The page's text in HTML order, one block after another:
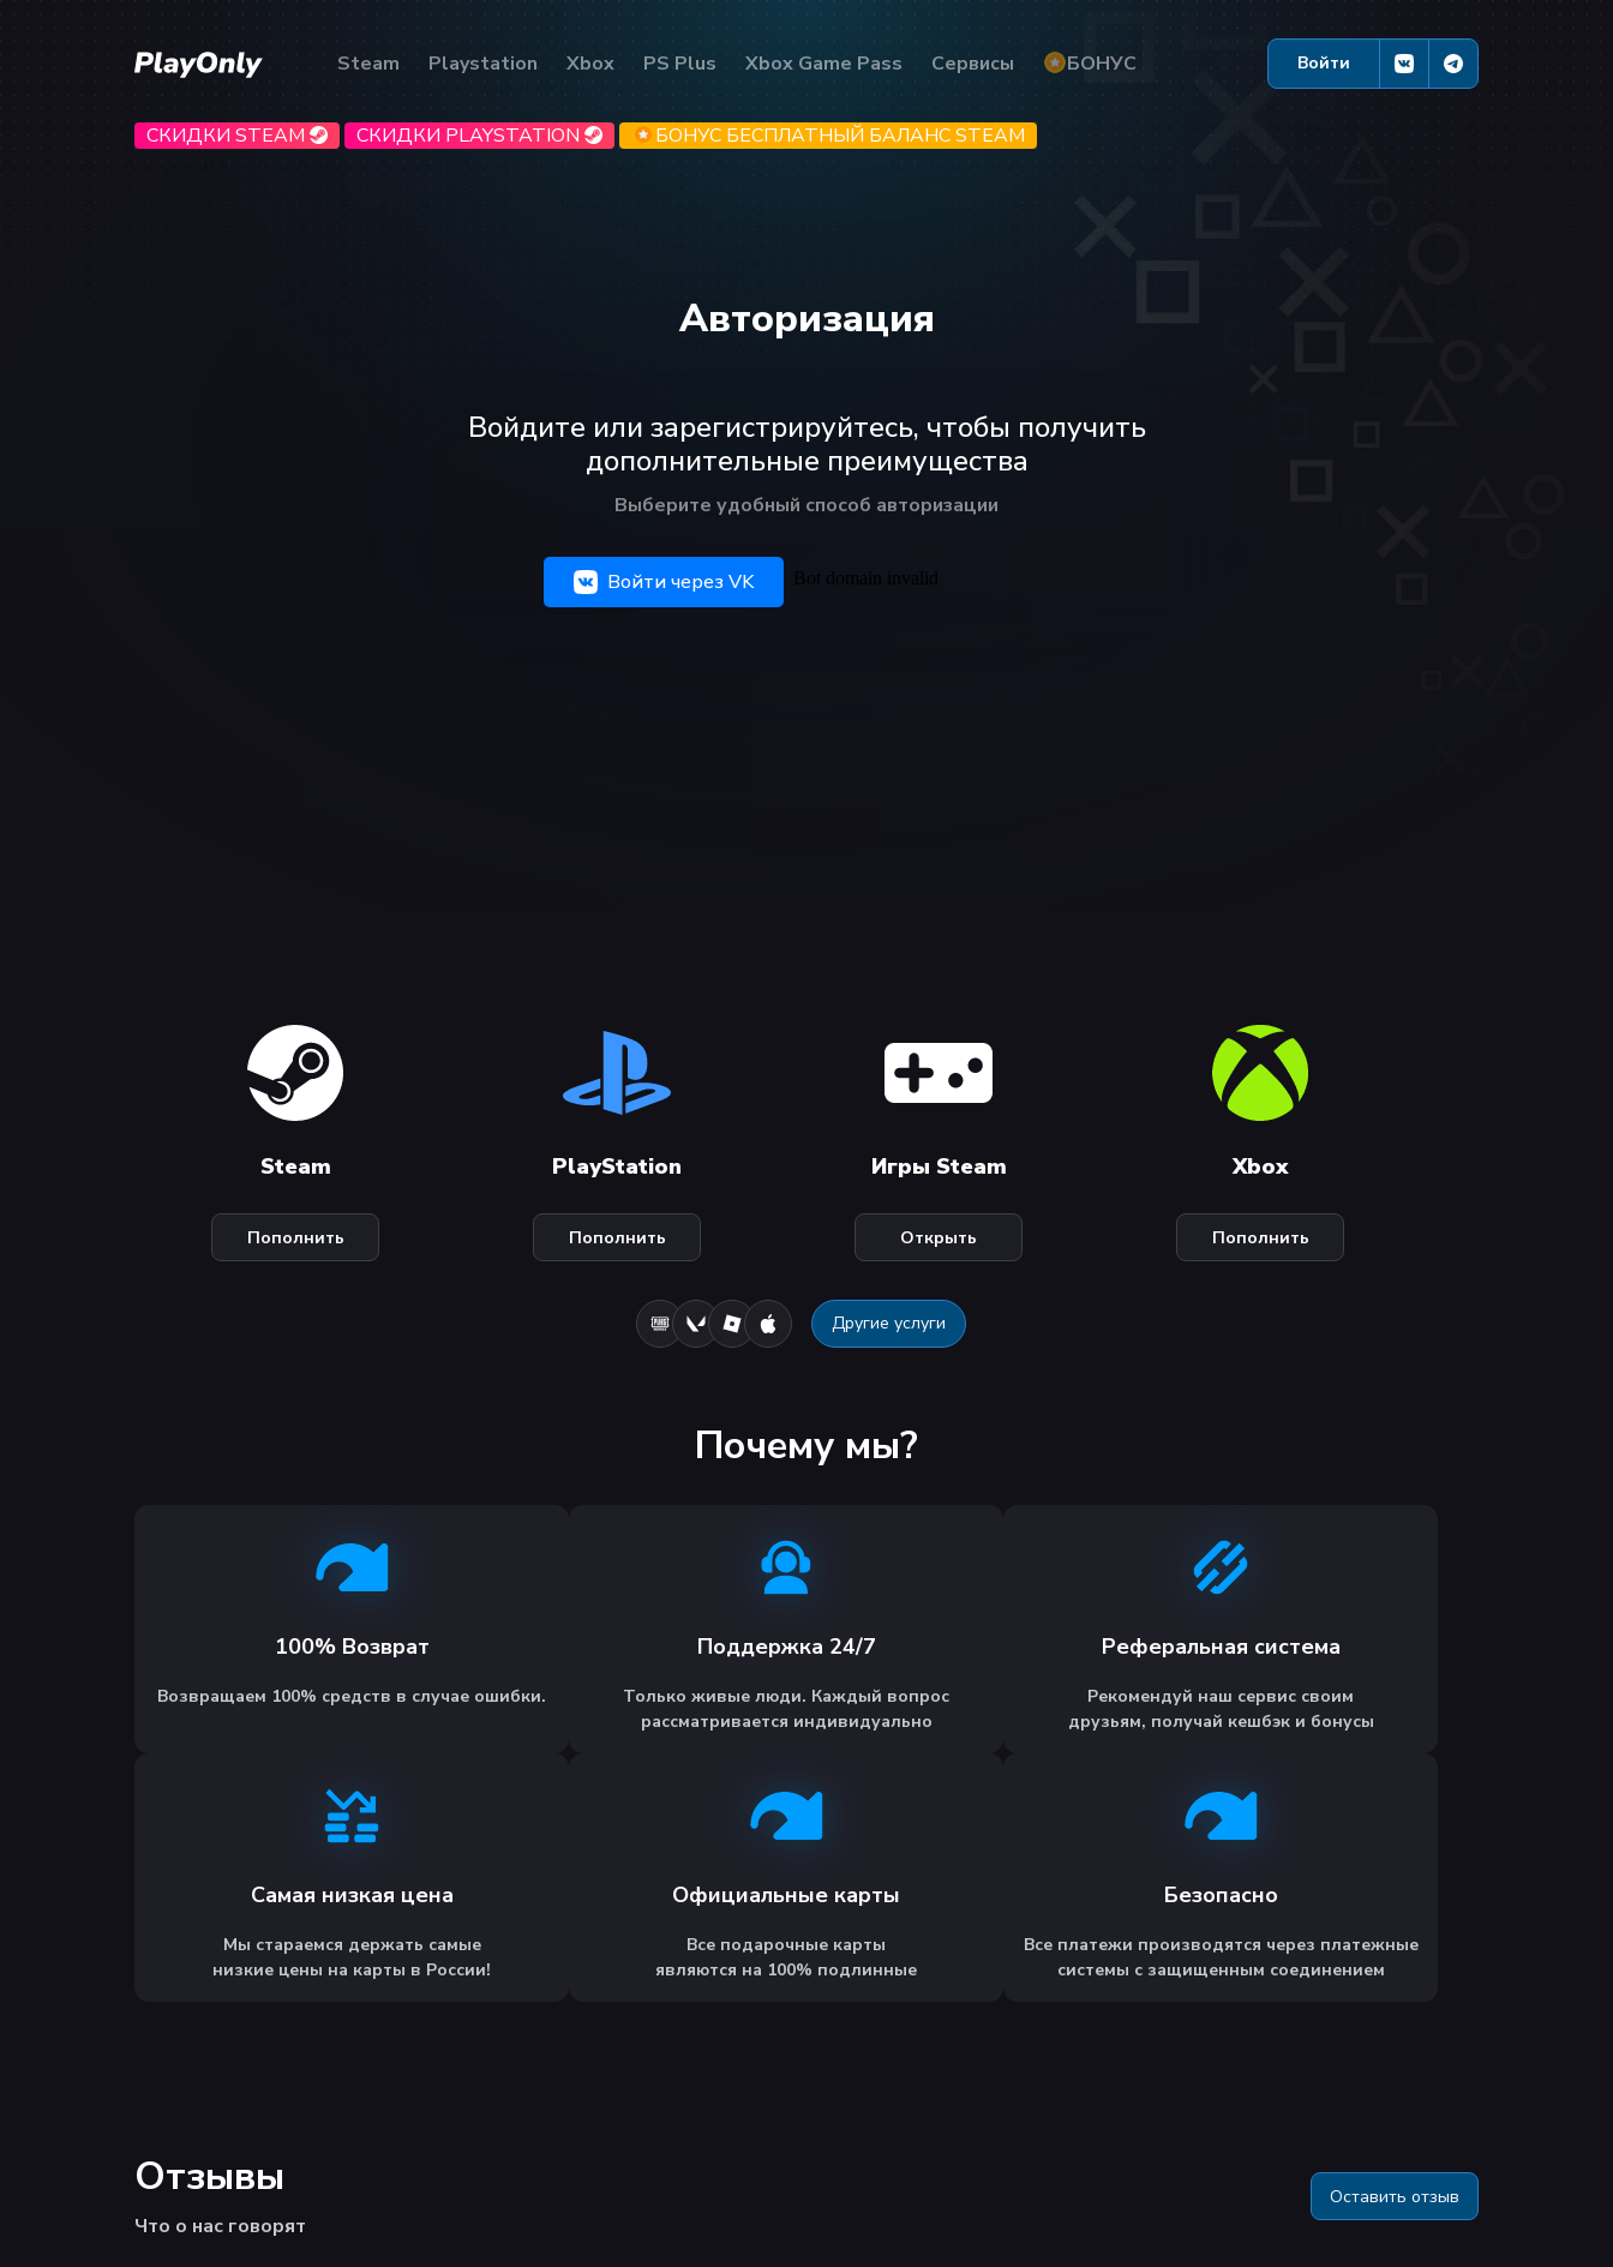
Steam Playstation Xbox PS Plus Xbox Game Pass Сервисы БОНУС Войти
СКИДКИ STEAM СКИДКИ PLAYSTATION БОНУС БЕСПЛАТНЫЙ БАЛАНС STEAM
Авторизация
Войдите или зарегистрируйтесь, чтобы получить
дополнительные преимущества
Выберите удобный способ авторизации
Войти через VK
Steam
Пополнить
PlayStation
Пополнить
Игры Steam
Открыть
Xbox
Пополнить
Другие услуги
Почему мы?
100% Возврат
Возвращаем 100% средств в случае ошибки.
Поддержка 24/7
Только живые люди. Каждый вопрос
рассматривается индивидуально
Реферальная система
Рекомендуй наш сервис своим
друзьям, получай кешбэк и бонусы
Самая низкая цена
Мы стараемся держать самые
низкие цены на карты в России!
Официальные карты
Все подарочные карты
являются на 100% подлинные
Безопасно
Все платежи производятся через платежные
системы с защищенным соединением
Отзывы
Что о нас говорят
Оставить отзыв